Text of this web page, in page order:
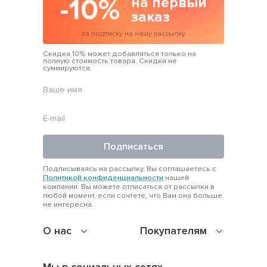
Формируют образ:
макси — это самостоятельный look. Надела — и готово.
Визуально вытягивают силуэт:
примерка, обмен, быстро и удобно.
С чем носить
С сандалиями:
для лета, лёгкости, отпускного настроения.
подчеркни талию — и образ готов.
С жакетом или курткой:
О нас Покупателям
-10%
заказ
за подписку на нашу рассылку
Скидка 10% может добавляться только на
полную стоимость товара. Скидки не
суммируются.
Подписаться
Подписываясь на рассылку, Вы соглашаетесь с
Политикой конфиденциальности нашей
компании. Вы можете отписаться от рассылки в
любой момент, если сочтете, что Вам она больше
не интересна.